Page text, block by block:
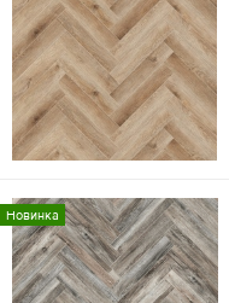
Новинка